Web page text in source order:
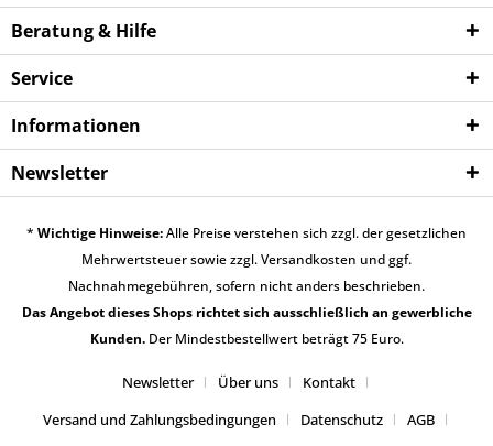
Beratung & Hilfe
Service
Informationen
Newsletter
* Wichtige Hinweise:Alle Preise verstehen sich zzgl. der gesetzlichen
Mehrwertsteuer sowie zzgl.Versandkosten und ggf.
Nachnahmegebühren, sofern nicht anders beschrieben.
Das Angebot dieses Shops richtet sich ausschließlich an gewerbliche
Kunden.Der Mindestbestellwert beträgt 75 Euro.
Newsletter Über uns
Kontakt
Versand und Zahlungsbedingungen
Datenschutz
AGB